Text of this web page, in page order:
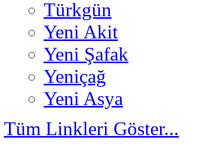
Türkgün
Yeni Akit
Yeni Şafak
Yeniçağ
Yeni Asya
Tüm Linkleri Göster...